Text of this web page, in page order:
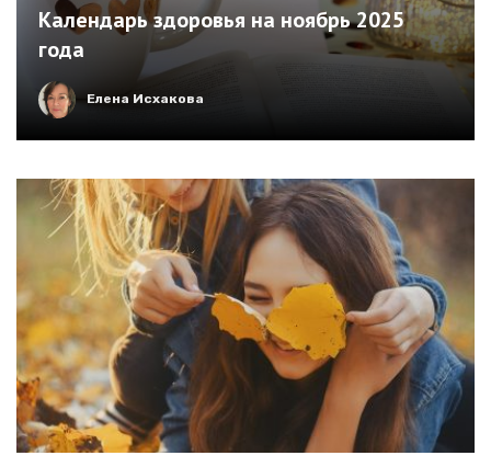
Календарь здоровья на ноябрь 2025
года
Елена Исхакова